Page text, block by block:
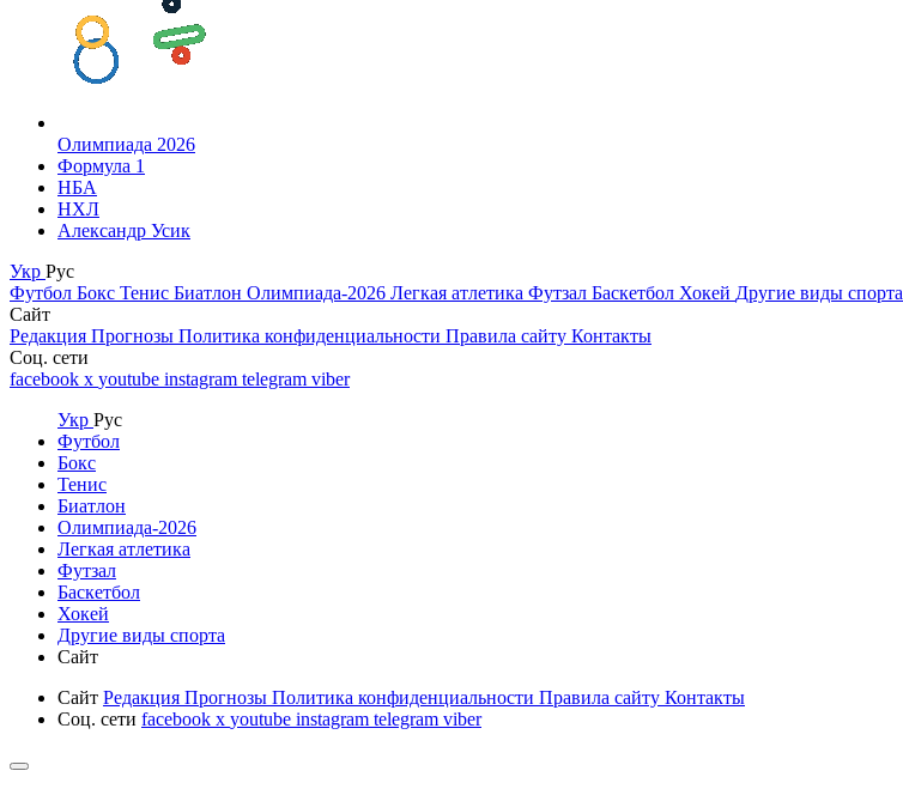
Олимпиада 2026
Формула 1
НБА
НХЛ
Александр Усик
Укр Рус
Футбол Бокс Тенис Биатлон Олимпиада-2026 Легкая атлетика Футзал Баскетбол Хокей Другие виды спорта
Сайт
Редакция Прогнозы Политика конфиденциальности Правила сайту Контакты
Соц. сети
facebook x youtube instagram telegram viber
Укр Рус
Футбол
Бокс
Тенис
Биатлон
Олимпиада-2026
Легкая атлетика
Футзал
Баскетбол
Хокей
Другие виды спорта
Сайт
Сайт Редакция Прогнозы Политика конфиденциальности Правила сайту Контакты
Соц. сети facebook x youtube instagram telegram viber